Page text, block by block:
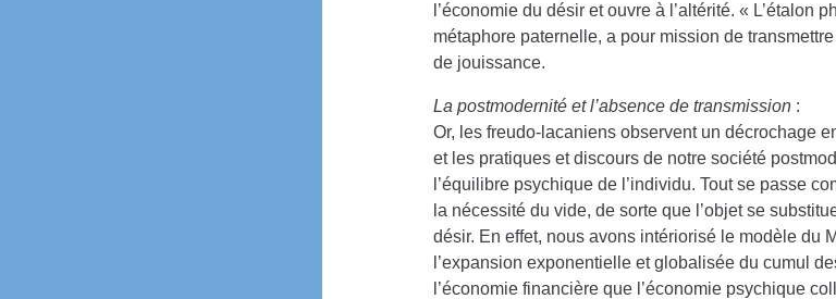
l’économie du désir et ouvre à l’altérité. « L’étalon
métaphore paternelle, a pour mission de
de jouissance.
La postmodernité et l’absence de transmission :
Or, les freudo-lacaniens observent un décrochage
et les pratiques et discours de notre société
l’équilibre psychique de l’individu. Tout se passe
la nécessité du vide, de sorte que l’objet se
désir. En effet, nous avons intériorisé le modèle du
l’expansion exponentielle et globalisée du cumul
l’économie financière que l’économie psychique